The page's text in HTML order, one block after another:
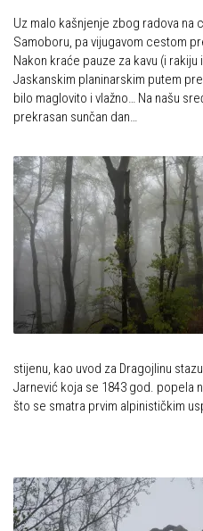
Speleolozi
Alpinisti
Skijaši
Put ekspedicionizma
Ojos del Salado
Slavko Patačko
Damir Bajs
Dijana Petrak
Željko Brdal
Markacijska komisija
Dosadašnje aktivnosti
Novosti Markacijske komisije
Plan aktivnosti za 2025. godinu
Putevi koje održava HPD
Povijest Markacijske komisije
Uz malo kašnjenje zbog radova na
Samoboru, pa vijugavom cestom
Nakon kraće pauze za kavu (i
Jaskanskim planinarskim putem
bilo maglovito i vlažno… Na našu
prekrasan sunčan dan…
stijenu, kao uvod za Dragojlinu
Jarnević koja se 1843 god. popela
što se smatra prvim alpinističkim